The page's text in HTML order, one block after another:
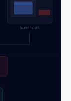
screenshot